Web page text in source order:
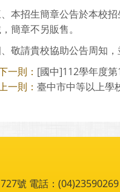
本招生簡章公告於本校
簡章不另販售。
敬請貴校協助公告周知，
一則： [國中]112學年度
一則： 臺中市中等以上學
號 電話：(04)23590269